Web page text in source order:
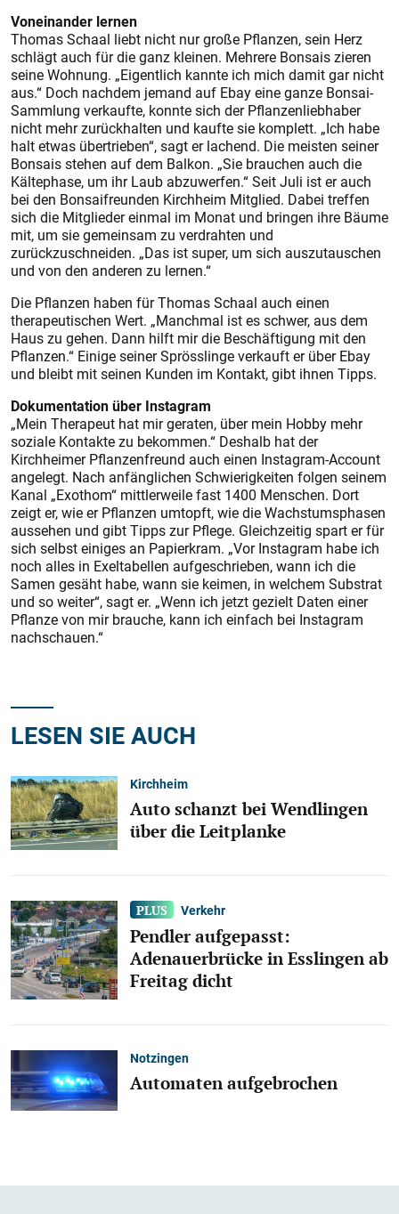
Voneinander lernen
Thomas Schaal liebt nicht nur große Pflanzen, sein Herz
schlägt auch für die ganz kleinen. Mehrere Bonsais zieren
seine Wohnung. „Eigentlich kannte ich mich damit gar nicht
aus.“ Doch nachdem jemand auf Ebay eine ganze Bonsai-
Sammlung verkaufte, konnte sich der Pflanzenliebhaber
nicht mehr zurückhalten und kaufte sie komplett. „Ich habe
halt etwas übertrieben“, sagt er lachend. Die meisten seiner
Bonsais stehen auf dem Balkon. „Sie brauchen auch die
Kältephase, um ihr Laub abzuwerfen.“ Seit Juli ist er auch
bei den Bonsaifreunden Kirchheim Mitglied. Dabei treffen
sich die Mitglieder einmal im Monat und bringen ihre Bäume
mit, um sie gemeinsam zu verdrahten und
zurückzuschneiden. „Das ist super, um sich auszutauschen
und von den anderen zu lernen.“
Die Pflanzen haben für Thomas Schaal auch einen
therapeutischen Wert. „Manchmal ist es schwer, aus dem
Haus zu gehen. Dann hilft mir die Beschäftigung mit den
Pflanzen.“ Einige seiner Sprösslinge verkauft er über Ebay
und bleibt mit seinen Kunden im Kontakt, gibt ihnen Tipps.
Dokumentation über Instagram
„Mein Therapeut hat mir geraten, über mein Hobby mehr
soziale Kontakte zu bekommen.“ Deshalb hat der
Kirchheimer Pflanzenfreund auch einen Instagram-Account
angelegt. Nach anfänglichen Schwierigkeiten folgen seinem
Kanal „Exothom“ mittlerweile fast 1400 Menschen. Dort
zeigt er, wie er Pflanzen umtopft, wie die Wachstumsphasen
aussehen und gibt Tipps zur Pflege. Gleichzeitig spart er für
sich selbst einiges an Papierkram. „Vor Instagram habe ich
noch alles in Exeltabellen aufgeschrieben, wann ich die
Samen gesäht habe, wann sie keimen, in welchem Substrat
und so weiter“, sagt er. „Wenn ich jetzt gezielt Daten einer
Pflanze von mir brauche, kann ich einfach bei Instagram
nachschauen.“
LESEN SIE AUCH
Kirchheim
Auto schanzt bei Wendlingen
über die Leitplanke
Verkehr
Pendler aufgepasst:
Adenauerbrücke in Esslingen ab
Freitag dicht
Notzingen
Automaten aufgebrochen